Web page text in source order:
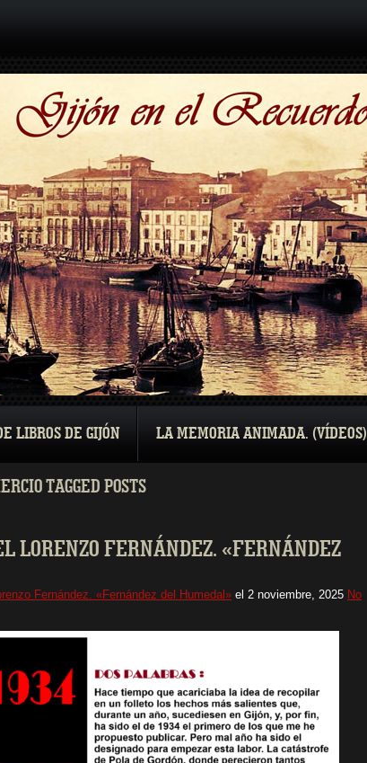
LIBROS DE GIJÓN LA MEMORIA ANIMADA. (VÍDEOS)
TAGGED POSTS
LORENZO FERNÁNDEZ. «FERNÁNDEZ
Fernández. «Fernández del Humedal» el 2 noviembre, 2025 No